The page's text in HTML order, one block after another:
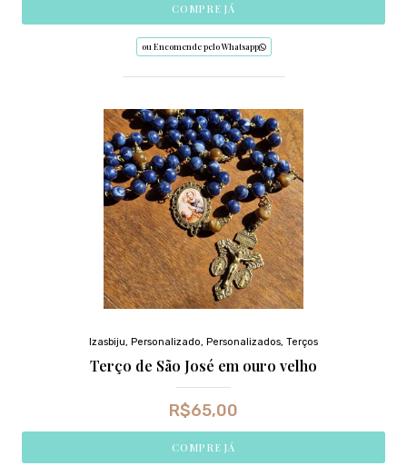
COMPRE JÁ
ou Encomende pelo Whatsapp
Izasbiju, Personalizado, Personalizados, Terços
Terço de São José em ouro velho
R$65,00
COMPRE JÁ